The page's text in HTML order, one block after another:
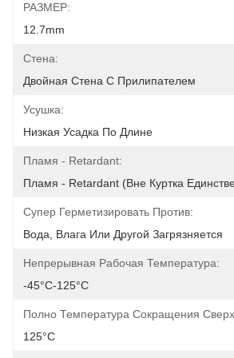
РАЗМЕР:
12.7mm
Стена:
Двойная Стена С Прилипателем
Усушка:
Низкая Усадка По Длине
Пламя - Retardant:
Пламя - Retardant (вне Куртка
Супер Герметизировать Против:
Вода, Влага Или Другой Загрязняется
Непрерывная Рабочая Температура:
-45°C-125°C
Полно Температура Сокращения
125°C